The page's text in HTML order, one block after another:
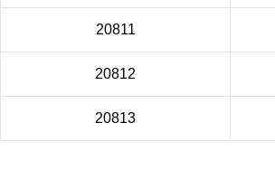
20811
20812
20813